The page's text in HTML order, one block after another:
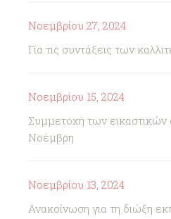
Νοεμβρίου 27, 2024
Για τις συντάξεις των
Νοεμβρίου 15, 2024
Συμμετοχή των εικαστικών
Νοέμβρη
Νοεμβρίου 13, 2024
Ανακοίνωση για τη διώξη